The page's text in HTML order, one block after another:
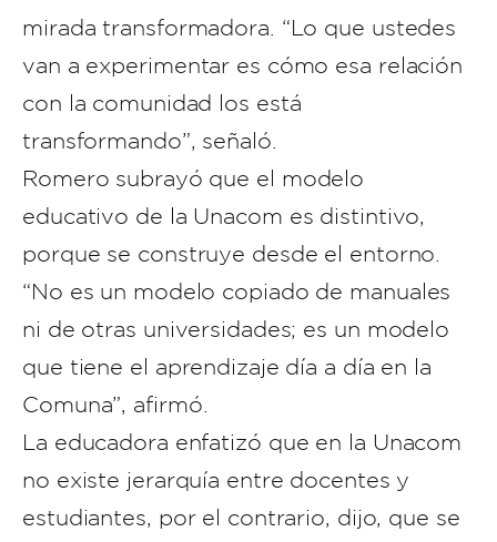
mirada transformadora. “Lo que ustedes
van a experimentar es cómo esa relación
con la comunidad los está
transformando”, señaló.
Romero subrayó que el modelo
educativo de la Unacom es distintivo,
porque se construye desde el entorno.
“No es un modelo copiado de manuales
ni de otras universidades; es un modelo
que tiene el aprendizaje día a día en la
Comuna”, afirmó.
La educadora enfatizó que en la Unacom
no existe jerarquía entre docentes y
estudiantes, por el contrario, dijo, que se